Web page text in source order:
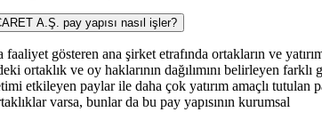
A.Ş. pay yapısı nasıl işler?
gösteren ana şirket etrafında ortakların ve
ortaklık ve oy haklarının dağılımını belirleyen farklı
etkileyen paylar ile daha çok yatırım amaçlı tutulan
varsa, bunlar da bu pay yapısının kurumsal